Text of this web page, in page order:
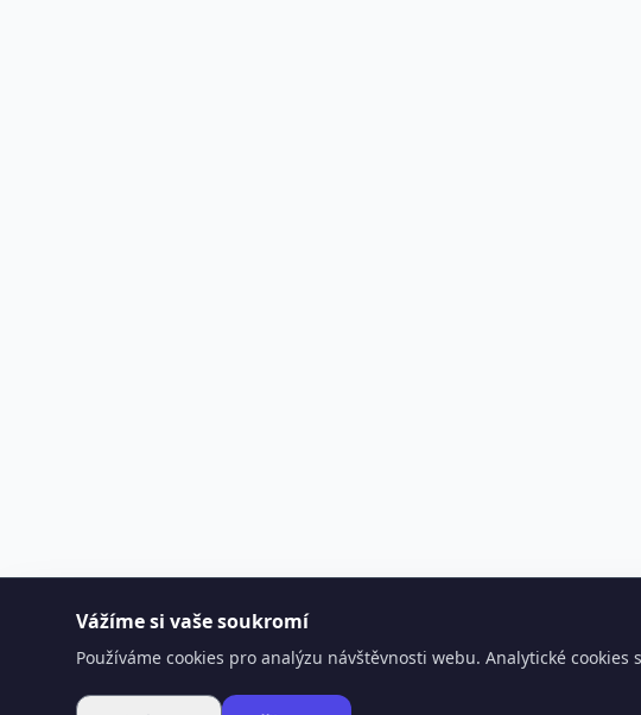
Vážíme si vaše soukromí
Používáme cookies pro analýzu návštěvnosti webu. Analytické